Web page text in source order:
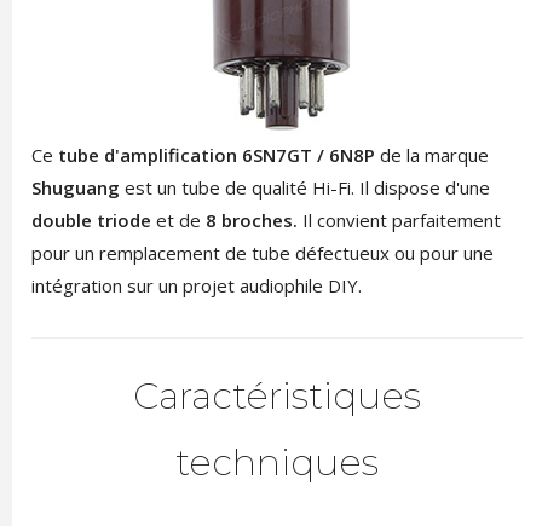
Ce tube d'amplification 6SN7GT / 6N8P de la marque
Shuguang est un tube de qualité Hi-Fi. Il dispose d'une
double triode et de 8 broches. Il convient parfaitement
pour un remplacement de tube défectueux ou pour une
intégration sur un projet audiophile DIY.
Caractéristiques
techniques